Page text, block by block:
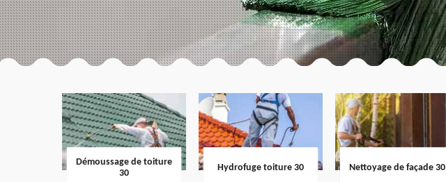
Démoussage de toiture
30
Hydrofuge toiture 30 Nettoyage de façade 30